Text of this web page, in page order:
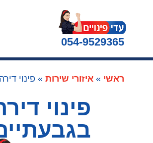
054-9529365
ראשי »איזורי שירות » פינוי
פינוי